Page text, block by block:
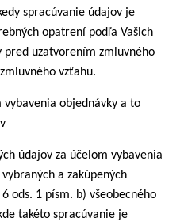
spracúvanie údajov je
opatrení podľa Vašich
pred uzatvorením zmluvného
vzťahu.
vybavenia objednávky a to
údajov za účelom vybavenia
a zakúpených
ods. 1 písm. b) všeobecného
takéto spracúvanie je